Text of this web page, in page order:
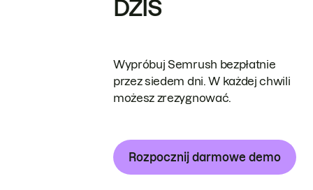
DZIŚ
Wypróbuj Semrush bezpłatnie
przez siedem dni. W każdej chwili
możesz zrezygnować.
Rozpocznij darmowe demo